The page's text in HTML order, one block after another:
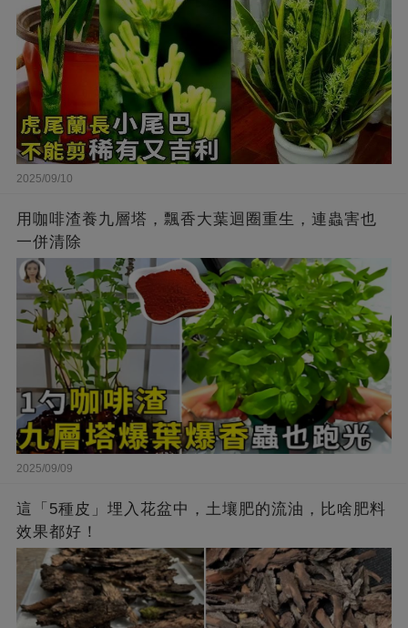
2025/09/10
用咖啡渣養九層塔，飄香大葉迴圈重生，連蟲害也
一併清除
2025/09/09
這「5種皮」埋入花盆中，土壤肥的流油，比啥肥料
效果都好！